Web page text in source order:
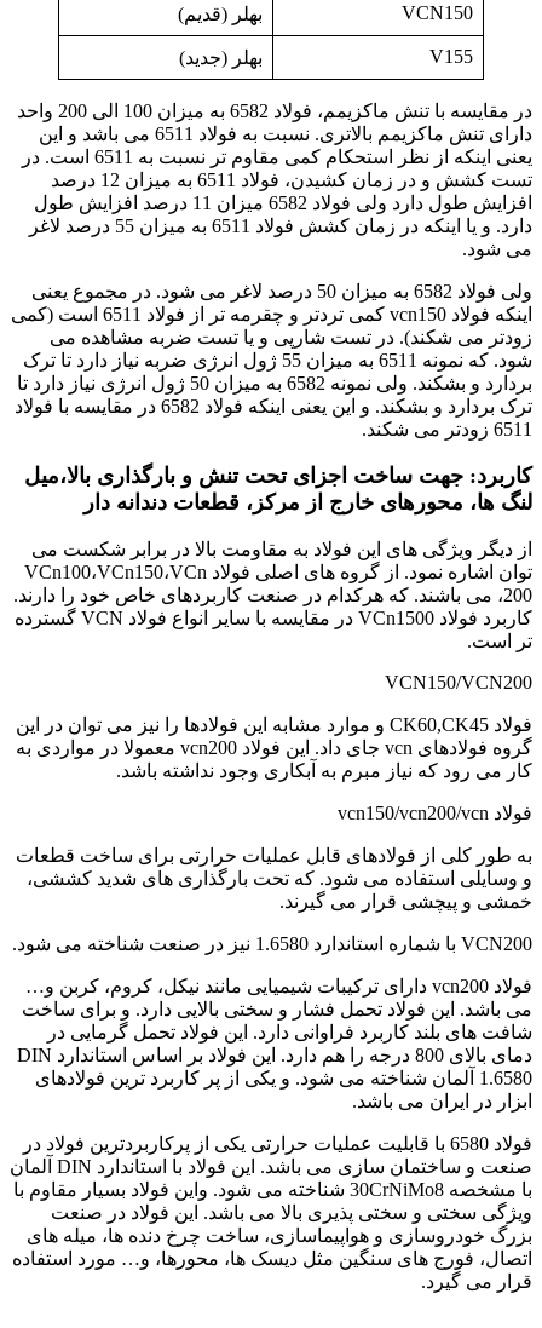
VCN150 بهلر (قدیم)
V155 بهلر (جدید)
در مقایسه با تنش ماکزیمم، فولاد 6582 به میزان 100 الی 200 واحد
دارای تنش ماکزیمم بالاتری. نسبت به فولاد
6511 می باشد و این
یعنی اینکه از نظر استحکام کمی مقاوم تر نسبت به 6511 است. در
تست کشش و در زمان کشیدن، فولاد 6511 به میزان 12 درصد
افزایش طول دارد ولی فولاد 6582 میزان 11 درصد افزایش طول
دارد. و یا اینکه در زمان کشش فولاد 6511 به میزان 55 درصد لاغر
می شود.
ولی فولاد 6582 به میزان 50 درصد لاغر می شود. در مجموع یعنی
اینکه فولاد vcn150 کمی تردتر و چقرمه تر از فولاد 6511 است (کمی
زودتر می شکند). در تست شارپی و یا تست ضربه مشاهده می
شود. که نمونه 6511 به میزان 55 ژول انرژی ضربه نیاز دارد تا ترک
بردارد و بشکند. ولی نمونه 6582 به میزان 50 ژول انرژی نیاز دارد تا
ترک بردارد و بشکند. و این یعنی اینکه فولاد 6582 در مقایسه با فولاد
6511 زودتر می شکند.
کاربرد: جهت ساخت اجزای تحت تنش و بارگذاری بالا،میل
لنگ ها، محورهای خارج از مرکز، قطعات دندانه دار
از دیگر ویژگی های این فولاد به مقاومت بالا در برابر شکست می
توان اشاره نمود. از گروه های اصلی فولاد VCn100،VCn150، VCn
200، می باشند. که هرکدام در صنعت کاربردهای خاص خود را دارند.
کاربرد فولاد VCn1500 در مقایسه با سایر انواع فولاد VCN گسترده
تر است.
VCN150/VCN200
فولاد CK60,CK45 و موارد مشابه این فولادها را نیز می توان در این
گروه فولادهای vcn جای داد. این فولاد vcn200 معمولا در مواردی به
کار می رود که نیاز مبرم به آبکاری وجود نداشته باشد.
فولاد vcn150/vcn200/vcn
به طور کلی از فولادهای قابل عملیات حرارتی برای ساخت قطعات
و وسایلی استفاده می شود. که تحت بارگذاری های شدید کششی،
خمشی و پیچشی قرار می گیرند.
VCN200 با شماره استاندارد 1.6580 نیز در صنعت شناخته می شود.
فولاد vcn200 دارای ترکیبات شیمیایی مانند نیکل، کروم، کربن و…
می باشد. این فولاد تحمل فشار و سختی بالایی دارد. و برای ساخت
شافت های بلند کاربرد فراوانی دارد. این فولاد تحمل گرمایی در
دمای بالای 800 درجه را هم دارد. این فولاد بر اساس استاندارد DIN
1.6580 آلمان شناخته می شود. و یکی از پر کاربرد ترین فولادهای
ابزار در ایران می باشد.
فولاد 6580 با قابلیت عملیات حرارتی یکی از پرکاربردترین فولاد در
صنعت و ساختمان سازی می باشد. این فولاد با استاندارد DIN آلمان
با مشخصه 30CrNiMo8 شناخته می شود. واین فولاد بسیار مقاوم با
ویژگی سختی و سختی پذیری بالا می باشد. این فولاد در صنعت
بزرگ خودروسازی و هواپیماسازی، ساخت چرخ دنده ها، میله های
اتصال، فورج های سنگین مثل دیسک ها، محورها، و… مورد استفاده
قرار می گیرد.